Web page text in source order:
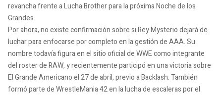
revancha frente a Lucha Brother para la próxima Noche de los
Grandes.
Por ahora, no existe confirmación sobre si Rey Mysterio dejará de
luchar para enfocarse por completo en la gestión de AAA. Su
nombre todavía figura en el sitio oficial de WWE como integrante
del roster de RAW, y recientemente participó en una victoria sobre
El Grande Americano el 27 de abril, previo a Backlash. También
formó parte de WrestleMania 42 en la lucha de escaleras por el